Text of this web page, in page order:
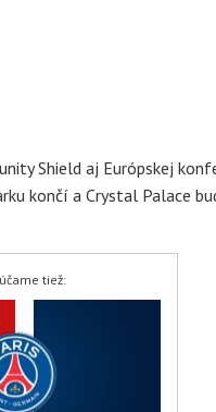
Shield aj Európskej
končí a Crystal Palace
tiež: